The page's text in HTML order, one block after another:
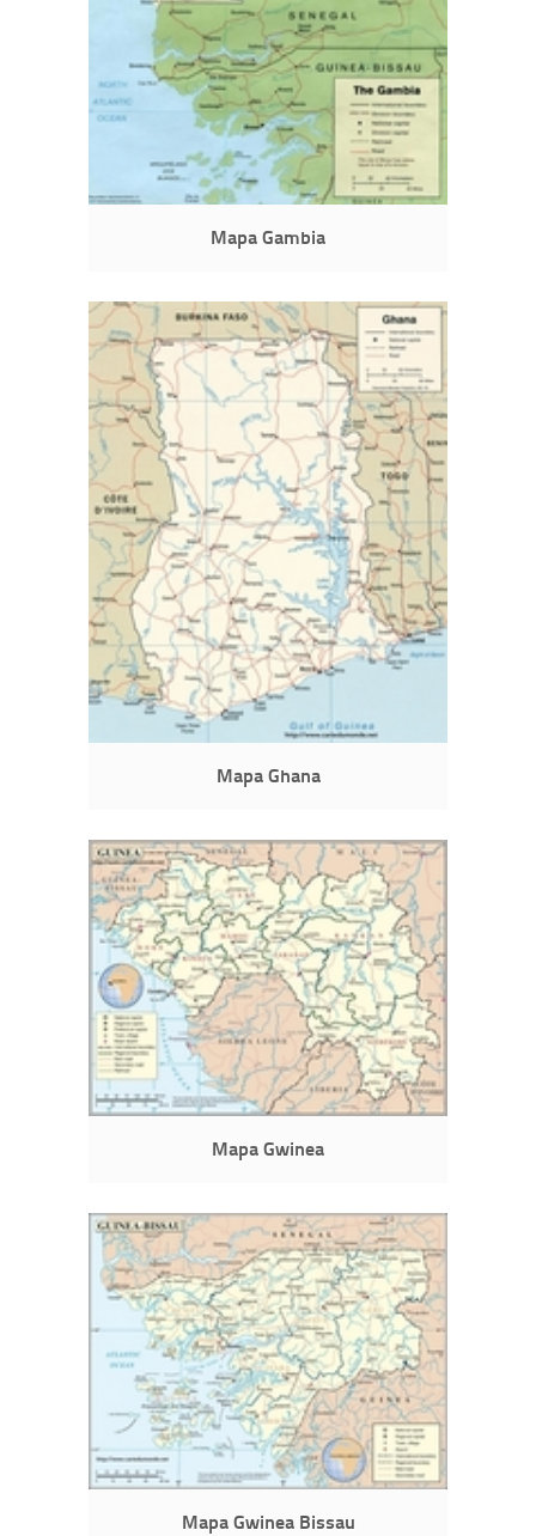
Mapa Gambia
Mapa Ghana
Mapa Gwinea
Mapa Gwinea Bissau